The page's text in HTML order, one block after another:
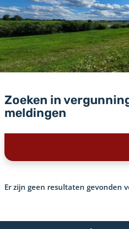
Zoeken in
meldingen
Er zijn geen resultaten gevonden